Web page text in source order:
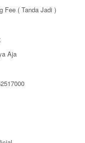
Fee ( Tanda Jadi )
Aja